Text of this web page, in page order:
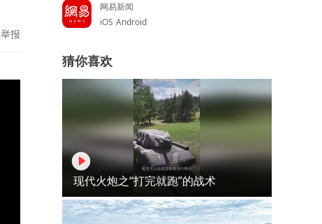
举报
网易新闻
iOS Android
猜你喜欢
现代火炮之“打完就跑”的战术